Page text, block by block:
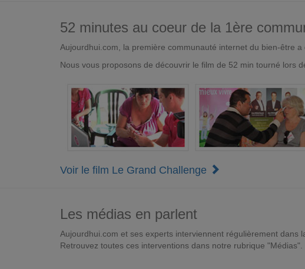
52 minutes au coeur de la 1ère
Aujourdhui.com, la première communauté internet du bien-être
Nous vous proposons de découvrir le film de 52 min tourné lors
Voir le film Le Grand Challenge
Les médias en parlent
Aujourdhui.com et ses experts interviennent régulièrement dans
Retrouvez toutes ces interventions dans notre rubrique "Médias".